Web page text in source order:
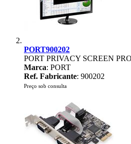
PORT900202
PORT PRIVACY SCREEN
Marca: PORT
Ref. Fabricante: 900202
Preço sob consulta